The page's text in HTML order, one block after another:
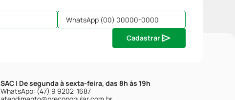
Cadastrar
SAC | De segunda à sexta-feira, das 8h às 19h
WhatsApp: (47) 9 9202-1687